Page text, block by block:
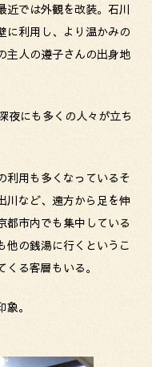
近では外観を改装。石川
に利用し、より温かみの
主人の遵子さんの出身地
夜にも多くの人々が立ち
利用も多くなっているそ
川など、遠方から足を伸
都市内でも集中している
他の銭湯に行くというこ
る客層もいる。
。